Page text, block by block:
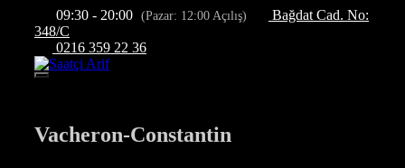
09:30 - 20:00 (Pazar: 12:00 Açılış)
Bağdat Cad. No:
348/C
0216 359 22 36
Menü
Vacheron-Constantin